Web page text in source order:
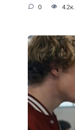
0 4.2к.